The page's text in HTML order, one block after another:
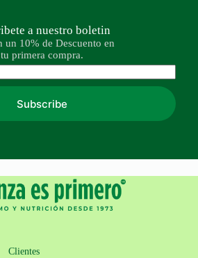
a nuestro boletin
un 10% de Descuento en
tu primera compra.
Subscribe
Clientes